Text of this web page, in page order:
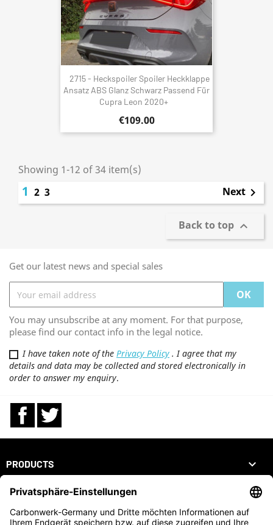
2715 - Heckspoiler Spoiler Heckklappe
Ansatz ABS Glanz Schwarz Passend Für
Cupra Leon 2020+
€109.00
Showing 1-12 of 34 item(s)
1 2 3 Next 
Back to top 
Get our latest news and special sales
You may unsubscribe at any moment. For that purpose,
please find our contact info in the legal notice.
I have taken note of the Privacy Policy . I agree that my
details and data may be collected and stored electronically in
order to answer my enquiry.
Facebook
PRODUCTS 
OUR COMPANY 